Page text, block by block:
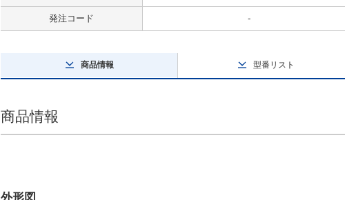
発注コード -
商品情報 型番リスト
商品情報